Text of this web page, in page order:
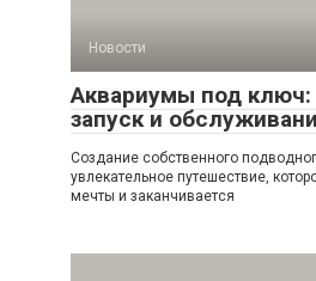
Новости
Аквариумы под ключ:
запуск и
Создание собственного
увлекательное путешествие,
мечты и заканчивается